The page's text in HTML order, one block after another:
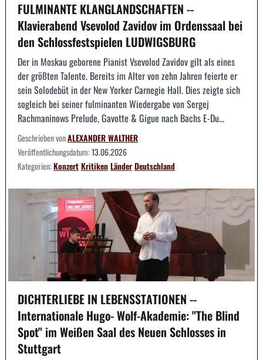
FULMINANTE KLANGLANDSCHAFTEN --
Klavierabend Vsevolod Zavidov im Ordenssaal bei
den Schlossfestspielen LUDWIGSBURG
Der in Moskau geborene Pianist Vsevolod Zavidov gilt als eines
der größten Talente. Bereits im Alter von zehn Jahren feierte er
sein Solodebüt in der New Yorker Carnegie Hall. Dies zeigte sich
sogleich bei seiner fulminanten Wiedergabe von Sergej
Rachmaninows Prelude, Gavotte & Gigue nach Bachs E-Du...
Geschrieben vonALEXANDER WALTHER
Veröffentlichungsdatum:13.06.2026
Kategorien:KonzertKritikenLänderDeutschland
DICHTERLIEBE IN LEBENSSTATIONEN --
Internationale Hugo- Wolf-Akademie: "The Blind
Spot" im Weißen Saal des Neuen Schlosses in
Stuttgart